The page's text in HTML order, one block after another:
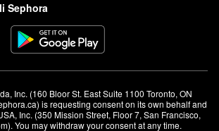
Sephora
Inc. (160 Bloor St. East Suite 1100 Toronto, ON
is requesting consent on its own behalf and
Inc. (350 Mission Street, Floor 7, San Francisco,
You may withdraw your consent at any time.